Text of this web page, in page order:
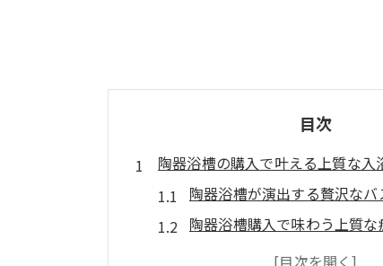
目次
陶器浴槽の購入で叶える上質な入
陶器浴槽が演出する贅沢な
陶器浴槽購入で味わう上質な
陶器浴槽の風合いが空間を格